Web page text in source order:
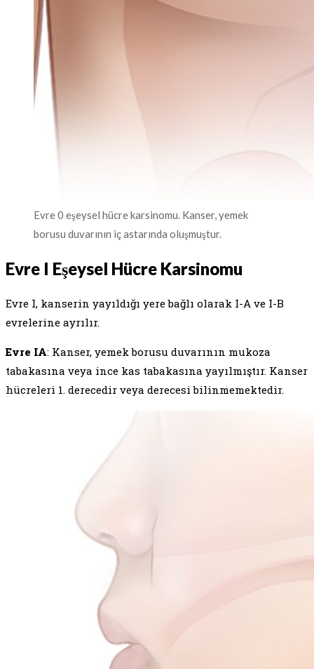
Evre 0 eşeysel hücre karsinomu. Kanser, yemek
borusu duvarının iç astarında oluşmuştur.
Evre I Eşeysel Hücre Karsinomu
Evre I, kanserin yayıldığı yere bağlı olarak I-A ve I-B
evrelerine ayrılır.
Evre IA: Kanser, yemek borusu duvarının mukoza
tabakasına veya ince kas tabakasına yayılmıştır. Kanser
hücreleri 1. derecedir veya derecesi bilinmemektedir.